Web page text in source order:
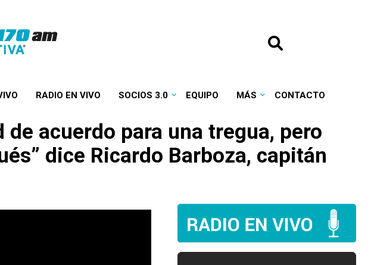
RADIO EN VIVO SOCIOS 3.0 EQUIPO MÁS CONTACTO
acuerdo para una tregua, pero
dice Ricardo Barboza, capitán